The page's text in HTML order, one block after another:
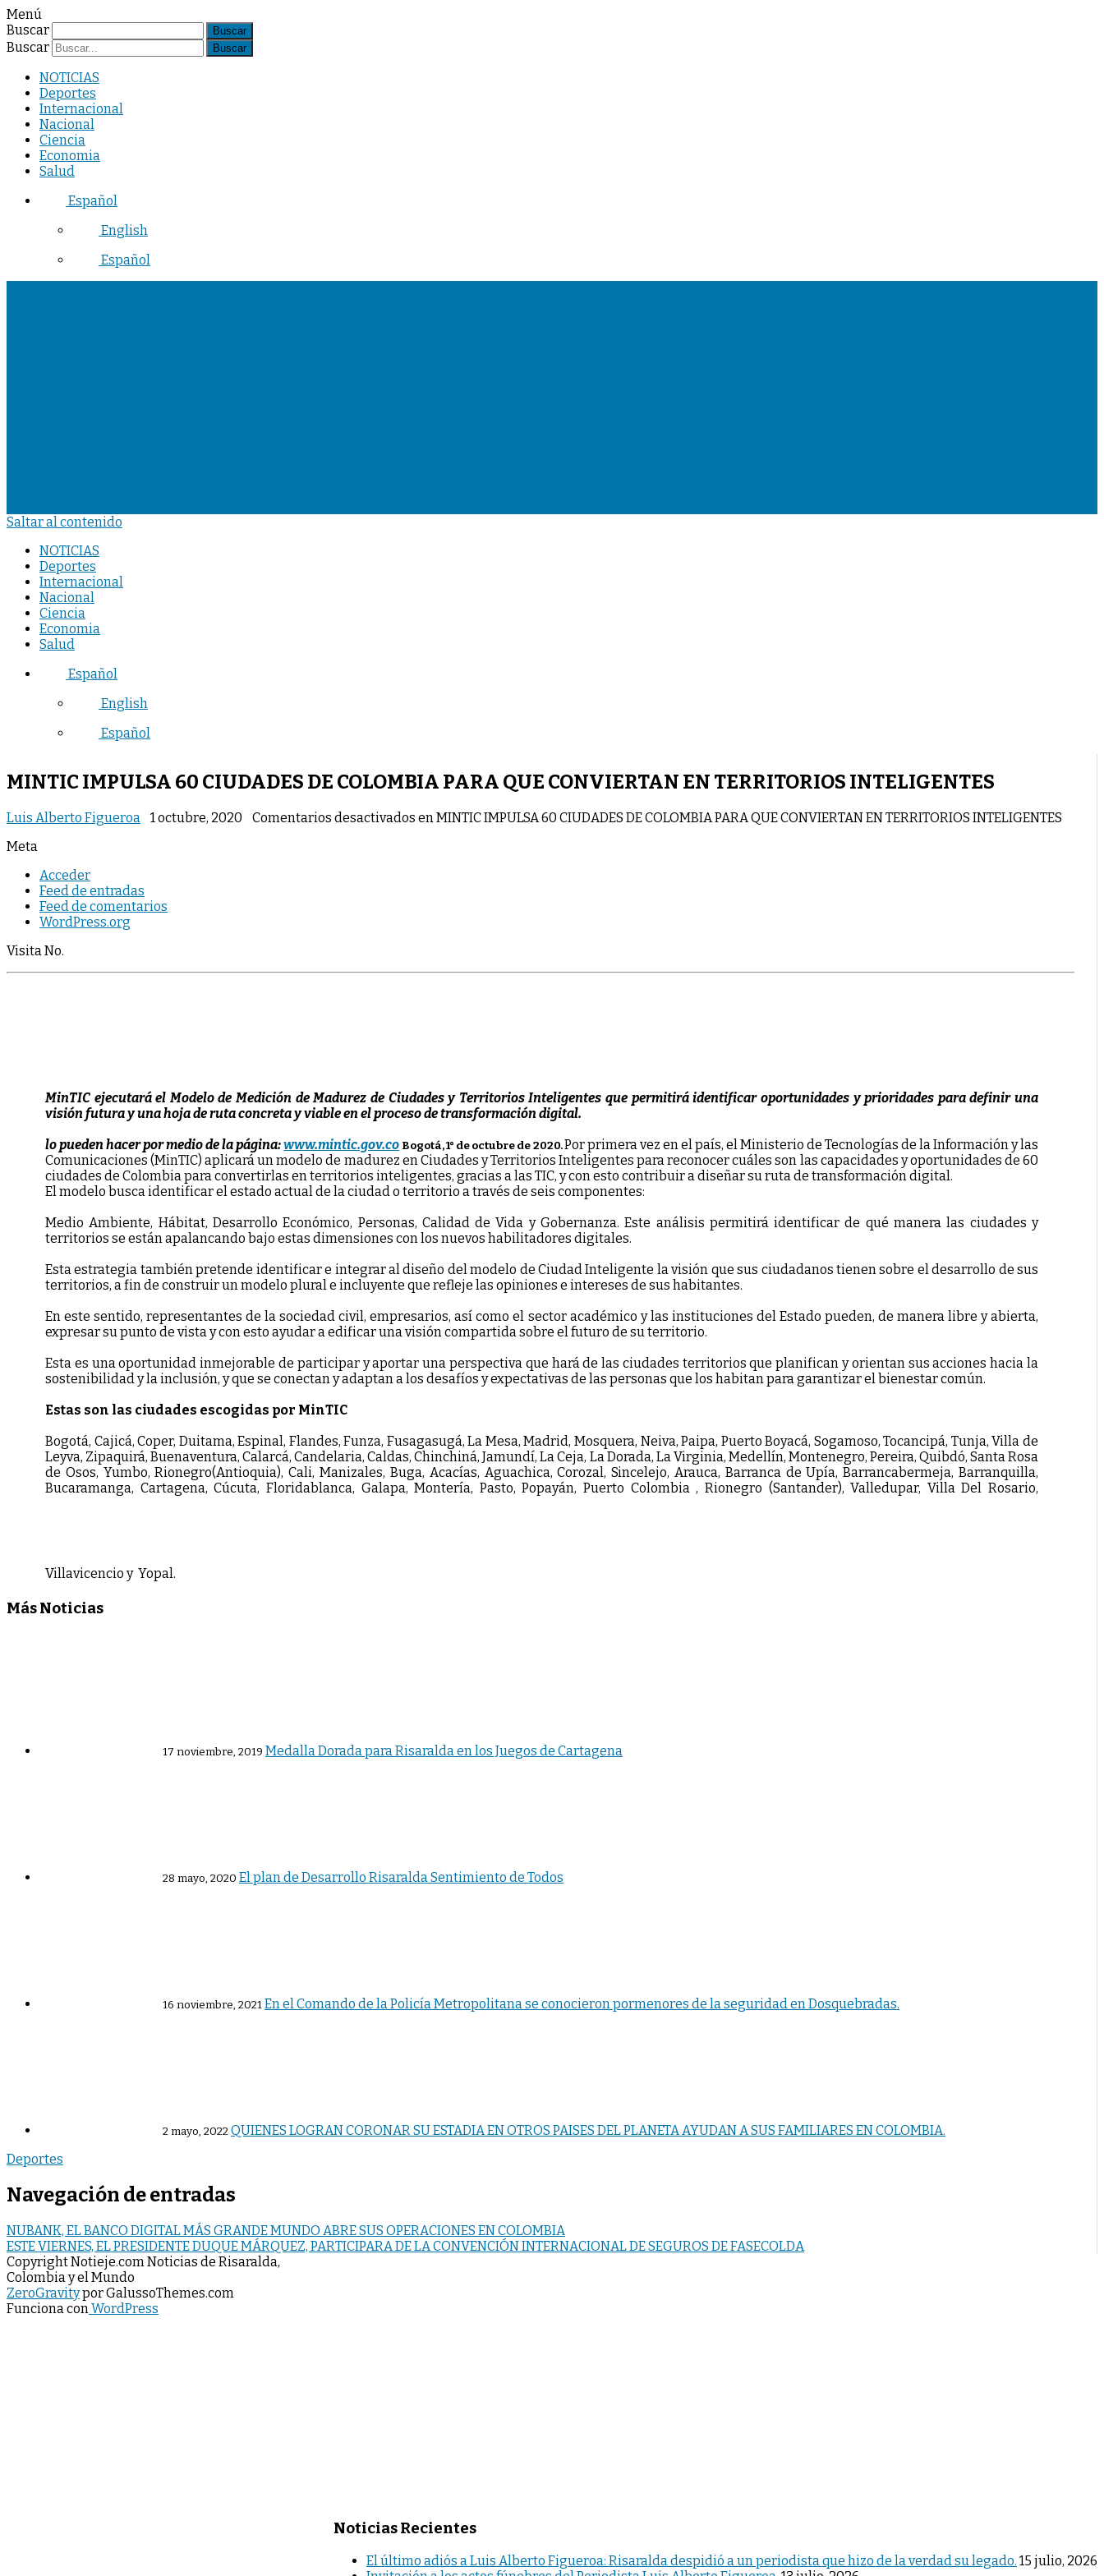
Menú
Buscar
Buscar
NOTICIAS
Deportes
Internacional
Nacional
Ciencia
Economia
Salud
Español
English
Español
Saltar al contenido
NOTICIAS
Deportes
Internacional
Nacional
Ciencia
Economia
Salud
Español
English
Español
MINTIC IMPULSA 60 CIUDADES DE COLOMBIA PARA QUE CONVIERTAN EN TERRITORIOS INTELIGENTES
Luis Alberto Figueroa 1 octubre, 2020 Comentarios desactivados en MINTIC IMPULSA 60 CIUDADES DE COLOMBIA PARA QUE CONVIERTAN EN TERRITORIOS INTELIGENTES
Meta
Acceder
Feed de entradas
Feed de comentarios
WordPress.org
Visita No.
MinTIC ejecutará el Modelo de Medición de Madurez de Ciudades y Territorios Inteligentes que permitirá identificar oportunidades y prioridades para definir una
visión futura y una hoja de ruta concreta y viable en el proceso de transformación digital.
lo pueden hacer por medio de la página:www.mintic.gov.co Bogotá, 1° de octubre de 2020.Por primera vez en el país, el Ministerio de Tecnologías de la Información y las
Comunicaciones (MinTIC) aplicará un modelo de madurez en Ciudades y Territorios Inteligentes para reconocer cuáles son las capacidades y oportunidades de 60
ciudades de Colombia para convertirlas en territorios inteligentes, gracias a las TIC, y con esto contribuir a diseñar su ruta de transformación digital.
El modelo busca identificar el estado actual de la ciudad o territorio a través de seis componentes:
Medio Ambiente, Hábitat, Desarrollo Económico, Personas, Calidad de Vida y Gobernanza. Este análisis permitirá identificar de qué manera las ciudades y
territorios se están apalancando bajo estas dimensiones con los nuevos habilitadores digitales.
Esta estrategia también pretende identificar e integrar al diseño del modelo de Ciudad Inteligente la visión que sus ciudadanos tienen sobre el desarrollo de sus
territorios, a fin de construir un modelo plural e incluyente que refleje las opiniones e intereses de sus habitantes.
En este sentido, representantes de la sociedad civil, empresarios, así como el sector académico y las instituciones del Estado pueden, de manera libre y abierta,
expresar su punto de vista y con esto ayudar a edificar una visión compartida sobre el futuro de su territorio.
Esta es una oportunidad inmejorable de participar y aportar una perspectiva que hará de las ciudades territorios que planifican y orientan sus acciones hacia la
sostenibilidad y la inclusión, y que se conectan y adaptan a los desafíos y expectativas de las personas que los habitan para garantizar el bienestar común.
Estas son las ciudades escogidas por MinTIC
Bogotá, Cajicá, Coper, Duitama, Espinal, Flandes, Funza, Fusagasugá, La Mesa, Madrid, Mosquera, Neiva, Paipa, Puerto Boyacá, Sogamoso, Tocancipá, Tunja, Villa de
Leyva, Zipaquirá, Buenaventura, Calarcá, Candelaria, Caldas, Chinchiná, Jamundí, La Ceja, La Dorada, La Virginia, Medellín, Montenegro, Pereira, Quibdó, Santa Rosa
de Osos, Yumbo, Rionegro(Antioquia), Cali, Manizales, Buga, Acacías, Aguachica, Corozal, Sincelejo, Arauca, Barranca de Upía, Barrancabermeja, Barranquilla,
Bucaramanga, Cartagena, Cúcuta, Floridablanca, Galapa, Montería, Pasto, Popayán, Puerto Colombia , Rionegro (Santander), Valledupar, Villa Del Rosario,
Villavicencio y Yopal.
Más Noticias
17 noviembre, 2019 Medalla Dorada para Risaralda en los Juegos de Cartagena
28 mayo, 2020 El plan de Desarrollo Risaralda Sentimiento de Todos
16 noviembre, 2021En el Comando de la Policía Metropolitana se conocieron pormenores de la seguridad en Dosquebradas.
2 mayo, 2022QUIENES LOGRAN CORONAR SU ESTADIA EN OTROS PAISES DEL PLANETA AYUDAN A SUS FAMILIARES EN COLOMBIA.
Deportes
Navegación de entradas
NUBANK, EL BANCO DIGITAL MÁS GRANDE MUNDO ABRE SUS OPERACIONES EN COLOMBIA
ESTE VIERNES, EL PRESIDENTE DUQUE MÁRQUEZ, PARTICIPARA DE LA CONVENCIÓN INTERNACIONAL DE SEGUROS DE FASECOLDA
Noticias Recientes
El último adiós a Luis Alberto Figueroa: Risaralda despidió a un periodista que hizo de la verdad su legado. 15 julio, 2026
Copyright Notieje.com Noticias de Risaralda,
Colombia y el Mundo
ZeroGravitypor GalussoThemes.com
Funciona conWordPress